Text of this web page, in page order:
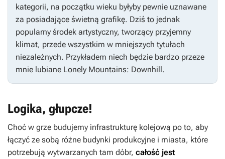
kategorii, na początku wieku byłyby pewnie uznawane
za posiadające świetną grafikę. Dziś to jednak
popularny środek artystyczny, tworzący przyjemny
klimat, przede wszystkim w mniejszych tytułach
niezależnych. Przykładem niech będzie bardzo przeze
mnie lubiane Lonely Mountains: Downhill.
Logika, głupcze!
Choć w grze budujemy infrastrukturę kolejową po to, aby
łączyć ze sobą różne budynki produkcyjne i miasta, które
potrzebują wytwarzanych tam dóbr, całość jest